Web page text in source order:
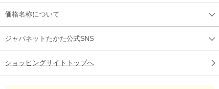
価格名称について
ジャパネットたかた公式SNS
ショッピングサイトトップへ